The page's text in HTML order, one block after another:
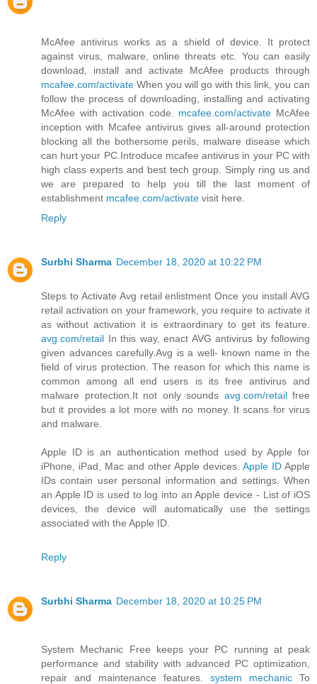
McAfee antivirus works as a shield of device. It protect
against virus, malware, online threats etc. You can easily
download, install and activate McAfee products through
mcafee.com/activate When you will go with this link, you can
follow the process of downloading, installing and activating
McAfee with activation code. mcafee.com/activate McAfee
inception with Mcafee antivirus gives all-around protection
blocking all the bothersome perils, malware disease which
can hurt your PC.Introduce mcafee antivirus in your PC with
high class experts and best tech group. Simply ring us and
we are prepared to help you till the last moment of
establishment mcafee.com/activate visit here.
Reply
Surbhi Sharma December 18, 2020 at 10:22 PM
Steps to Activate Avg retail enlistment Once you install AVG
retail activation on your framework, you require to activate it
as without activation it is extraordinary to get its feature.
avg.com/retail In this way, enact AVG antivirus by following
given advances carefully.Avg is a well- known name in the
field of virus protection. The reason for which this name is
common among all end users is its free antivirus and
malware protection.It not only sounds avg.com/retailfree
but it provides a lot more with no money. It scans for virus
and malware.
Apple ID is an authentication method used by Apple for
iPhone, iPad, Mac and other Apple devices. Apple ID Apple
IDs contain user personal information and settings. When
an Apple ID is used to log into an Apple device - List of iOS
devices, the device will automatically use the settings
associated with the Apple ID.
Reply
Surbhi Sharma December 18, 2020 at 10:25 PM
System Mechanic Free keeps your PC running at peak
performance and stability with advanced PC optimization,
repair and maintenance features. system mechanic To